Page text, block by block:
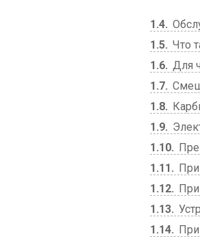
1.4
1.5 Что
1.6 Для
1.7
1.8
1.9
1.10
1.11
1.12
1.13
1.14